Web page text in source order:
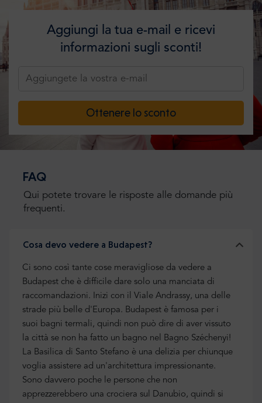
Aggiungi la tua e-mail e ricevi
informazioni sugli sconti!
Ottenere lo sconto
FAQ
Qui potete trovare le risposte alle domande più
frequenti.
Cosa devo vedere a Budapest?
Ci sono così tante cose meravigliose da vedere a
Budapest che è difficile dare solo una manciata di
raccomandazioni. Inizi con il Viale Andrassy, una delle
strade più belle d'Europa. Budapest è famosa per i
suoi bagni termali, quindi non può dire di aver vissuto
la città se non ha fatto un bagno nel Bagno Széchenyi!
La Basilica di Santo Stefano è una delizia per chiunque
voglia assistere ad un'architettura impressionante.
Sono davvero poche le persone che non
apprezzerebbero una crociera sul Danubio, quindi si